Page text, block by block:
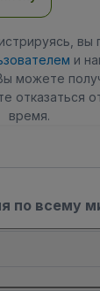
вы
и
можете
отказаться
время.
по всему